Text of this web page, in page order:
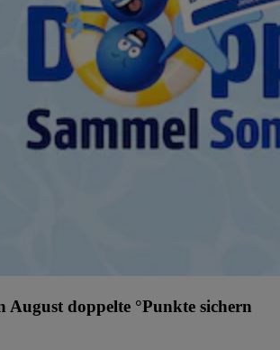
August doppelte °Punkte sichern